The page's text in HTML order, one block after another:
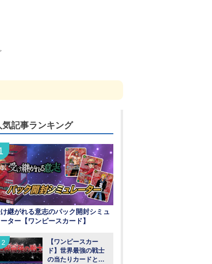
気記事ランキング
継がれる意志のパック開封シミュ
ター【ワンピースカード】
【ワンピースカー
ド】世界最強の戦士
の当たりカードと買